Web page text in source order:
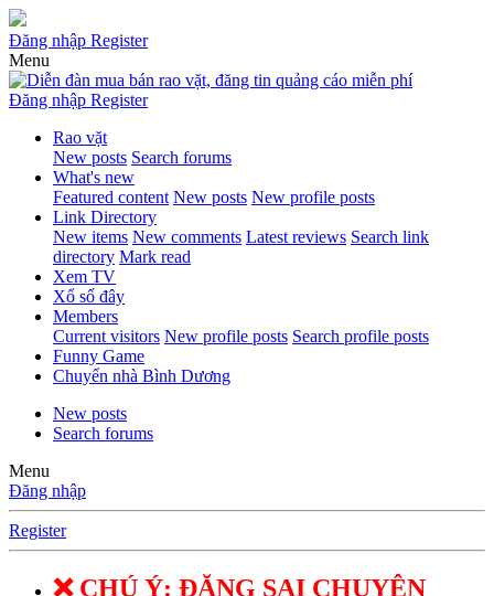
Đăng nhập Register
Menu
Đăng nhập Register
Rao vặt
New posts Search forums
What's new
Featured content New posts New profile posts
Link Directory
New items New comments Latest reviews Search link
directory Mark read
Xem TV
Xổ số đây
Members
Current visitors New profile posts Search profile posts
Funny Game
Chuyển nhà Bình Dương
New posts
Search forums
Menu
Đăng nhập
Register
❌ CHÚ Ý: ĐĂNG SAI CHUYÊN